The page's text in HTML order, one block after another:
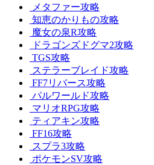
メタファー攻略
知恵のかりもの攻略
魔女の泉R攻略
ドラゴンズドグマ2攻略
TGS攻略
ステラーブレイド攻略
FF7リバース攻略
パルワールド攻略
マリオRPG攻略
ティアキン攻略
FF16攻略
スプラ3攻略
ポケモンSV攻略